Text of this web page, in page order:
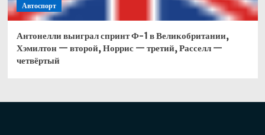
Автоспорт
Антонелли выиграл спринт Ф-1 в Великобритании,
Хэмилтон — второй, Норрис — третий, Расселл —
четвёртый